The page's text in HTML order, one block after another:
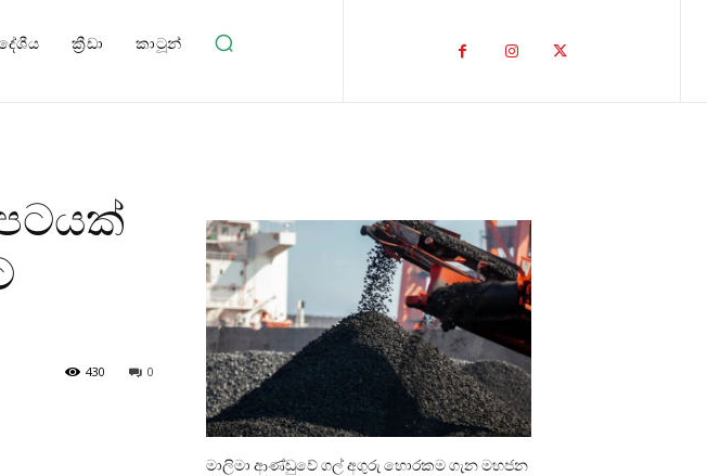
ක්‍රීඩා කාටූන්
0
430
මාලිමා ආණ්ඩුවේ ගල් අගුරු හොරකම ගැන මහජන